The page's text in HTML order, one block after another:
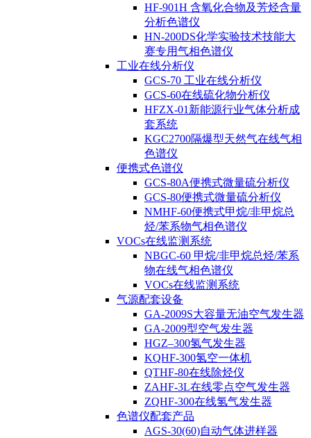
HF-901H 含氧化合物及芳烃含量
分析色谱仪
HN-200DS化学实验技术技能大
赛专用气相色谱仪
工业在线分析仪
GCS-70 工业在线分析仪
GCS-60在线硫化物分析仪
HFZX-01新能源行业气体分析成
套系统
KGC2700隔爆型天然气在线气相
色谱仪
便携式色谱仪
GCS-80A便携式微量硫分析仪
GCS-80便携式微量硫分析仪
NMHF-60便携式甲烷/非甲烷总
烃/苯系物气相色谱仪
VOCs在线监测系统
NBGC-60 甲烷/非甲烷总烃/苯系
物在线气相色谱仪
VOCs在线监测系统
气源配套设备
GA-2009S大容量无油空气发生器
GA-2009型空气发生器
HGZ–300氢气发生器
KQHF-300氢空一体机
QTHF-80在线除烃仪
ZAHF-3L在线零点空气发生器
ZQHF-300在线氢气发生器
色谱仪配套产品
AGS-30(60)自动气体进样器